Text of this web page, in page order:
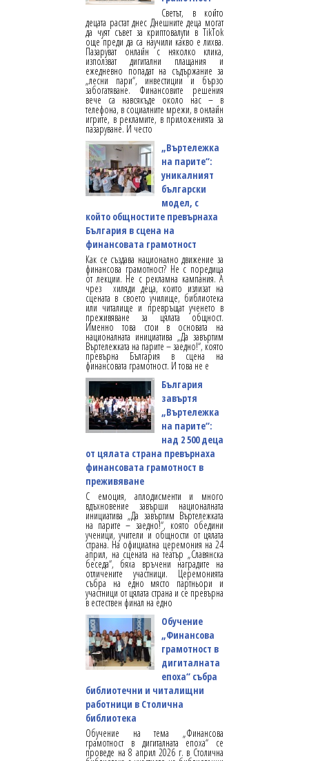
Светът, в който
децата растат днес Днешните деца могат
да чуят съвет за криптовалути в TikTok
още преди да са научили какво е лихва.
Пазаруват онлайн с няколко клика,
използват дигитални плащания и
ежедневно попадат на съдържание за
„лесни пари“, инвестиции и бързо
забогатяване. Финансовите решения
вече са навсякъде около нас – в
телефона, в социалните мрежи, в онлайн
игрите, в рекламите, в приложенията за
пазаруване. И често
„Въртележка
на парите“:
уникалният
български
модел, с
който общностите превърнаха
България в сцена на
финансовата грамотност
Как се създава национално движение за
финансова грамотност? Не с поредица
от лекции. Не с рекламна кампания. А
чрез хиляди деца, които излизат на
сцената в своето училище, библиотека
или читалище и превръщат ученето в
преживяване за цялата общност.
Именно това стои в основата на
националната инициатива „Да завъртим
Въртележката на парите – заедно!“, която
превърна България в сцена на
финансовата грамотност. И това не е
България
завъртя
„Въртележка
на парите“:
над 2 500 деца
от цялата страна превърнаха
финансовата грамотност в
преживяване
С емоция, аплодисменти и много
вдъхновение завърши националната
инициатива „Да завъртим Въртележката
на парите – заедно!“, която обедини
ученици, учители и общности от цялата
страна. На официална церемония на 24
април, на сцената на театър „Славянска
беседа“, бяха връчени наградите на
отличените участници. Церемонията
събра на едно място партньори и
участници от цялата страна и се превърна
в естествен финал на едно
Обучение
„Финансова
грамотност в
дигиталната
епоха“ събра
библиотечни и читалищни
работници в Столична
библиотека
Обучение на тема „Финансова
грамотност в дигиталната епоха“ се
проведе на 8 април 2026 г. в Столична